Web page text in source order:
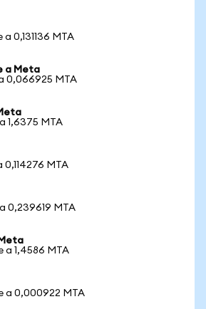
a 0,131136 MTA
a Meta
0,066925 MTA
1,6375 MTA
0,114276 MTA
0,239619 MTA
a 1,4586 MTA
a 0,000922 MTA